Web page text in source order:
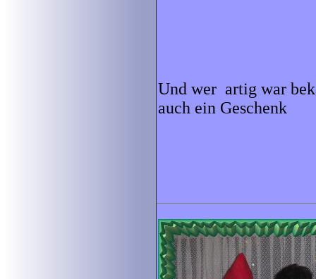
Und wer artig war
auch ein Geschenk